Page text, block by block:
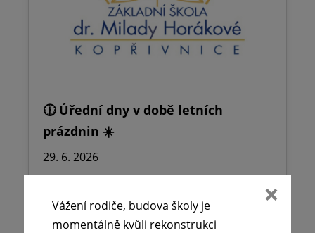
🕧 Úřední dny v době letních
prázdnin ☀️
29. 6. 2026
kvůli rekonstrukci uzavřena. Potřebujete-li
si zařídit neodkladné záležitosti
Vážení rodiče, budova školy je
momentálně kvůli rekonstrukci